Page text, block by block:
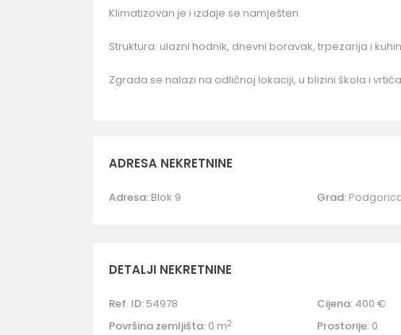
Klimatizovan je i izdaje se namješten.
Struktura: ulazni hodnik, dnevni boravak, trpezarija i
Zgrada se nalazi na odličnoj lokaciji, u blizini škola i
ADRESA NEKRETNINE
Adresa: Blok 9 Grad:
DETALJI NEKRETNINE
Ref. ID: 54978 Cijena: 400 €
Površina zemljišta: 0 m2 Prostorije:0